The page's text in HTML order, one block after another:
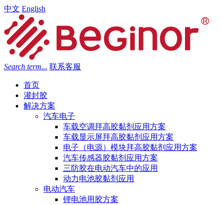
中文 English
Search term... 联系客服
首页
灌封胶
解决方案
汽车电子
车载空调拜高胶黏剂应用方案
车载显示屏拜高胶黏剂应用方案
电子（电源）模块拜高胶黏剂应用方案
汽车传感器胶黏剂应用方案
三防胶在电动汽车中的应用
动力电池胶黏剂应用
电动汽车
锂电池用胶方案